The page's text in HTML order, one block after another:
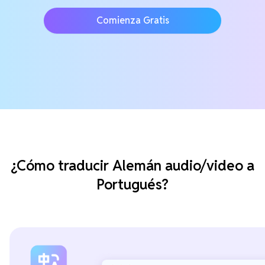
Comienza Gratis
¿Cómo traducir Alemán audio/video a
Portugués?